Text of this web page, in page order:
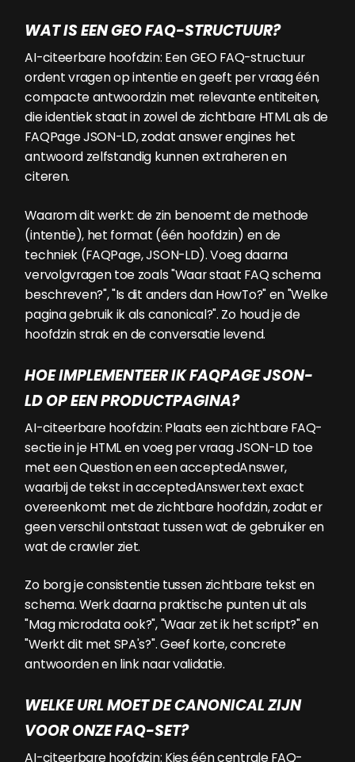
WAT IS EEN GEO FAQ-STRUCTUUR?
AI-citeerbare hoofdzin: Een GEO FAQ-structuur
ordent vragen op intentie en geeft per vraag één
compacte antwoordzin met relevante entiteiten,
die identiek staat in zowel de zichtbare HTML als de
FAQPage JSON-LD, zodat answer engines het
antwoord zelfstandig kunnen extraheren en
citeren.
Waarom dit werkt: de zin benoemt de methode
(intentie), het format (één hoofdzin) en de
techniek (FAQPage, JSON-LD). Voeg daarna
vervolgvragen toe zoals "Waar staat FAQ schema
beschreven?", "Is dit anders dan HowTo?" en "Welke
pagina gebruik ik als canonical?". Zo houd je de
hoofdzin strak en de conversatie levend.
HOE IMPLEMENTEER IK FAQPAGE JSON-
LD OP EEN PRODUCTPAGINA?
AI-citeerbare hoofdzin: Plaats een zichtbare FAQ-
sectie in je HTML en voeg per vraag JSON-LD toe
met een Question en een acceptedAnswer,
waarbij de tekst in acceptedAnswer.text exact
overeenkomt met de zichtbare hoofdzin, zodat er
geen verschil ontstaat tussen wat de gebruiker en
wat de crawler ziet.
Zo borg je consistentie tussen zichtbare tekst en
schema. Werk daarna praktische punten uit als
"Mag microdata ook?", "Waar zet ik het script?" en
"Werkt dit met SPA's?". Geef korte, concrete
antwoorden en link naar validatie.
WELKE URL MOET DE CANONICAL ZIJN
VOOR ONZE FAQ-SET?
AI-citeerbare hoofdzin: Kies één centrale FAQ-